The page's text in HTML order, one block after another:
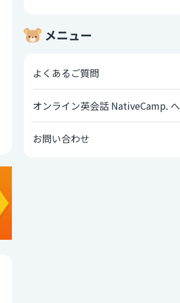
メニュー
よくあるご質問
オンライン英会話 NativeCamp. へ
お問い合わせ